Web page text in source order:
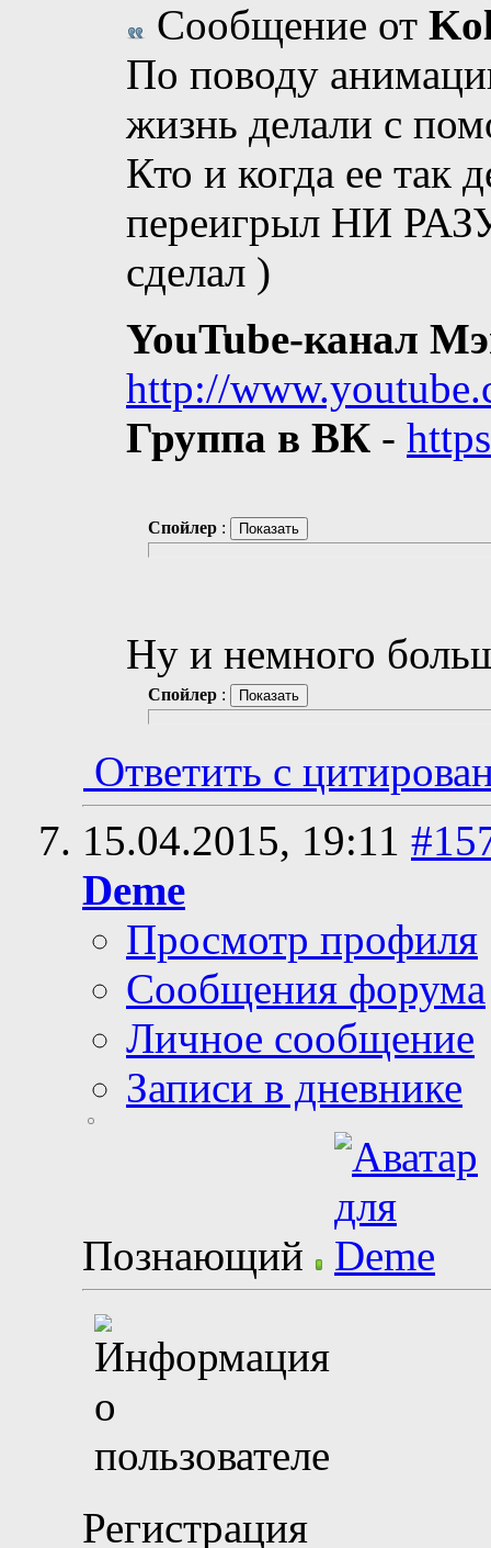
Сообщение от
По поводу
жизнь делали с
Кто и когда ее так
переигрыл НИ
сделал )
YouTube-канал
http://
Группа в ВК -
Спойлер :
Ну и немного
Спойлер :
Ответить с
15.04.2015, 19:11
Deme
Просмотр профиля
Сообщения форума
Личное сообщение
Записи в дневнике
Познающий
Регистрация